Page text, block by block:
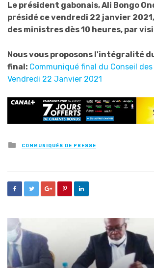
Le président gabonais, Ali Bongo
présidé ce vendredi 22 janvier
des ministres dès 10 heures, par
Nous vous proposons l'intégralité
final: Communiqué final du Conseil
Vendredi 22 Janvier 2021
Posted
in
COMMUNIQUÉS DE PRESSE